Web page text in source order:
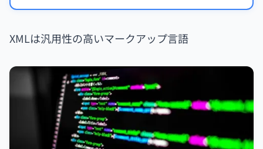
XMLは汎用性の高いマークアップ言語